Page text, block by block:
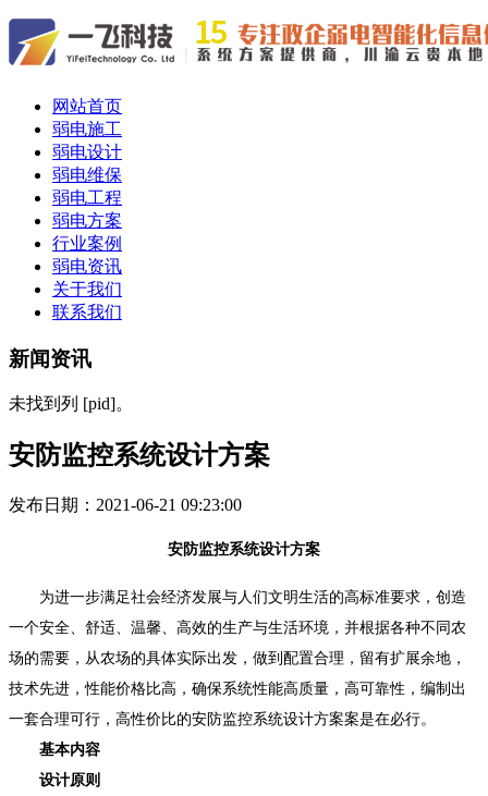
网站首页
弱电施工
弱电设计
弱电维保
弱电工程
弱电方案
行业案例
弱电资讯
关于我们
联系我们
新闻资讯
未找到列 [pid]。
安防监控系统设计方案
发布日期：2021-06-21 09:23:00
安防监控系统设计方案
为进一步满足社会经济发展与人们文明生活的高标准要求，创造
一个安全、舒适、温馨、高效的生产与生活环境，并根据各种不同农
场的需要，从农场的具体实际出发，做到配置合理，留有扩展余地，
技术先进，性能价格比高，确保系统性能高质量，高可靠性，编制出
一套合理可行，高性价比的安防监控系统设计方案案是在必行。
基本内容
设计原则